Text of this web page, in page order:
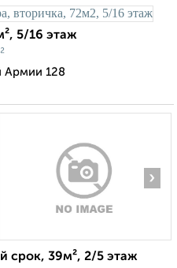
5/16 этаж
Армии 128
›
срок, 39м², 2/5 этаж